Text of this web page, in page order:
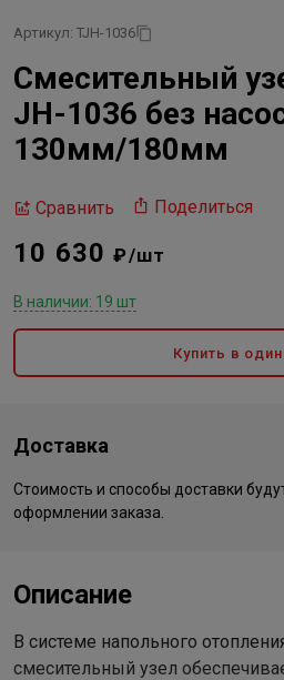
Артикул: TJH-1036
Смесительный
JH-1036 без
130мм/180мм
Сравнить Поделиться
10 630₽/шт
В наличии: 19 шт
Купить в
Доставка
Стоимость и способы доставки
оформлении заказа.
Описание
В системе напольного
смесительный узел